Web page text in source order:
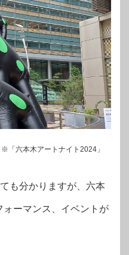
「六本木アートナイト2024」
も分かりますが、六本
ーマンス、イベントが